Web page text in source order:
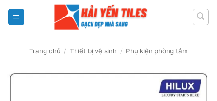
Trang chủ / Thiết bị vệ sinh / Phụ kiện phòng tắm